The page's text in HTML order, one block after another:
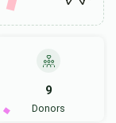
9
Donors